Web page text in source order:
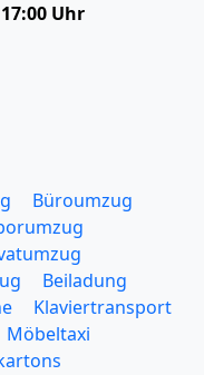
Uhr
Büroumzug
Beiladung
Klaviertransport
Möbeltaxi